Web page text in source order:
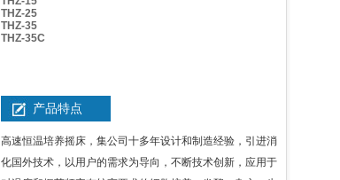
THZ-25
THZ-35
THZ-35C
产品特点
高速恒温培养摇床，集公司十多年设计和制造经验，引进消
化国外技术，以用户的需求为导向，不断技术创新，应用于